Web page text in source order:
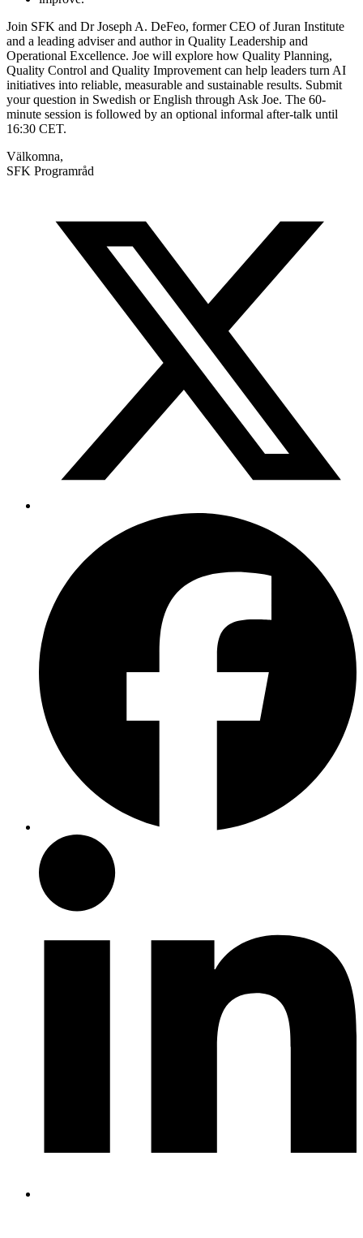
Join SFK and Dr Joseph A. DeFeo, former CEO of Juran Institute
and a leading adviser and author in Quality Leadership and
Operational Excellence. Joe will explore how Quality Planning,
Quality Control and Quality Improvement can help leaders turn AI
initiatives into reliable, measurable and sustainable results. Submit
your question in Swedish or English through Ask Joe. The 60-
minute session is followed by an optional informal after-talk until
16:30 CET.
Välkomna,
SFK Programråd